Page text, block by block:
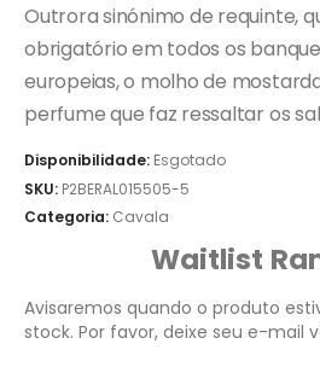
Outrora sinónimo de requinte,
obrigatório em todos os
europeias, o molho de
perfume que faz ressaltar os
Disponibilidade: Esgotado
SKU: P2BERAL015505-5
Categoria: Cavala
Waitlist
Avisaremos quando o produto
stock. Por favor, deixe seu e-mail